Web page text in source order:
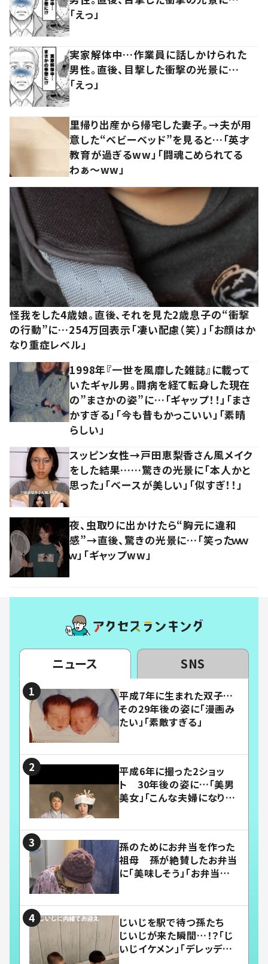
「えっ」
実家解体中…作業員に話しかけられた
男性。直後、目撃した衝撃の光景に…
「えっ」
里帰り出産から帰宅した妻子。→夫が用
意した“ベビーベッド”を見ると…「英才
教育が過ぎるww」「闘魂こめられてる
わぁ～ww」
怪我をした4歳娘。直後、それを見た2歳息子の“衝撃
の行動”に…254万回表示「凄い配慮（笑）」「お顔はか
なり重症レベル」
1998年『一世を風靡した雑誌』に載って
いたギャル男。闘病を経て転身した現在
の”まさかの姿”に…「ギャップ！！」「まさ
かすぎる」「今も昔もかっこいい」「素晴
らしい」
スッピン女性→戸田恵梨香さん風メイク
をした結果……驚きの光景に「本人かと
思った」「ベースが美しい」「似すぎ！！」
夜、虫取りに出かけたら“胸元に違和
感”→直後、驚きの光景に…「笑ったｗｗ
ｗ」「ギャップww」
ニュース SNS
平成7年に生まれた双子…
その29年後の姿に「漫画み
たい」「素敵すぎる」
平成6年に撮った2ショッ
ト 30年後の姿に…「美男
美女」「こんな夫婦になりた
孫のためにお弁当を作った
祖母 孫が絶賛したお弁当
に「美味しそう」「お弁当すご
じいじを駅で待つ孫たち
じいじが来た瞬間…！？「じ
いじイケメン」「デレッデレ」